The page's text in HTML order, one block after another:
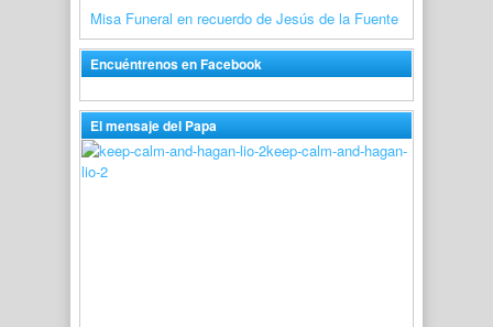
Misa Funeral en recuerdo de Jesús de la Fuente
Encuéntrenos en Facebook
El mensaje del Papa
keep-calm-and-hagan-
lio-2